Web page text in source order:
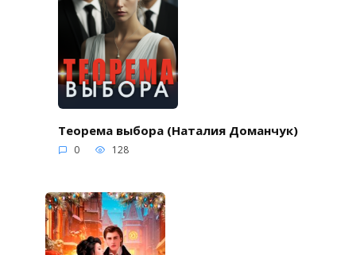
Теорема выбора (Наталия Доманчук)
0 128